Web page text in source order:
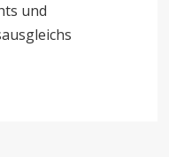
und